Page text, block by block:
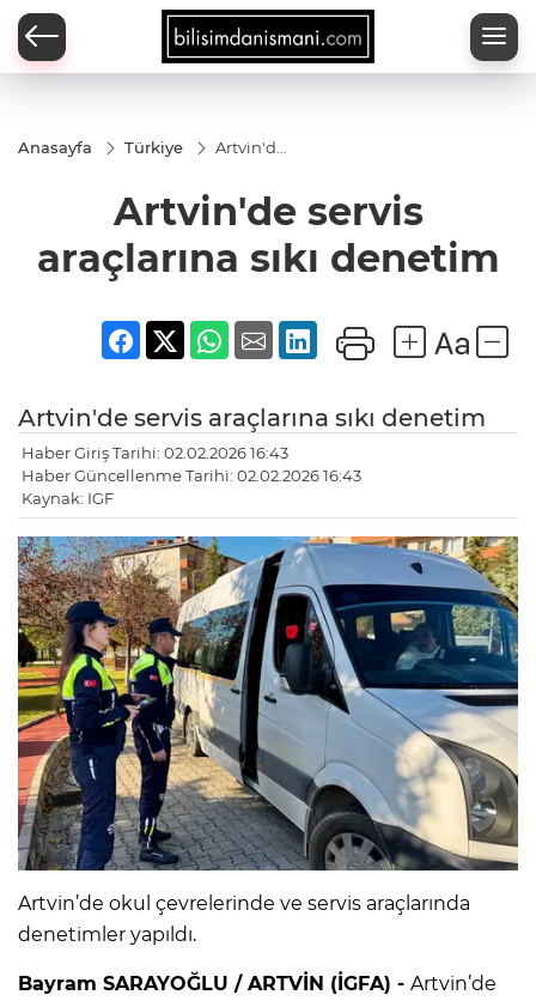
Anasayfa Türkiye
Artvin'de
sıkı
denetim
Artvin'de servis
araçlarına sıkı denetim
Artvin'de servis araçlarına sıkı denetim
Haber Giriş Tarihi: 02.02.2026 16:43
Haber Güncellenme Tarihi: 02.02.2026 16:43
Kaynak: IGF
Artvin’de okul çevrelerinde ve servis araçlarında
denetimler yapıldı.
Bayram SARAYOĞLU / ARTVİN (İGFA) - Artvin’de